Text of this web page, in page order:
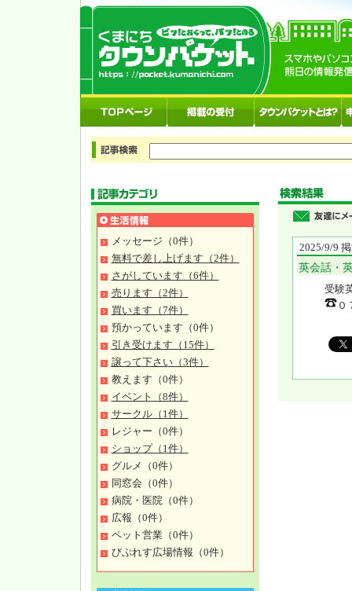
メッセージ（0件）
無料で差し上げます（2件）
さがしています（6件）
売ります（2件）
買います（7件）
預かっています（0件）
引き受けます（15件）
譲って下さい（3件）
教えます（0件）
イベント（8件）
サークル（1件）
レジャー（0件）
ショップ（1件）
グルメ（0件）
同窓会（0件）
病院・医院（0件）
広報（0件）
ペット営業（0件）
びぷれす広場情報（0件）
2025/9/9
英会話・
受験
０